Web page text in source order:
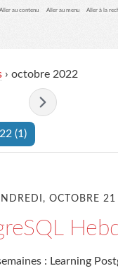
Aller au contenu Aller au menu Aller à la
› octobre 2022
(1)
OCTOBRE
: Learning